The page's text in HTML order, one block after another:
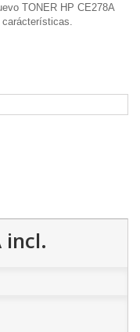
TONER HP CE278A
incl.